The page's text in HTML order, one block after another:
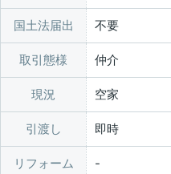
国土法届出 不要
取引態様 仲介
現況 空家
引渡し 即時
リフォーム